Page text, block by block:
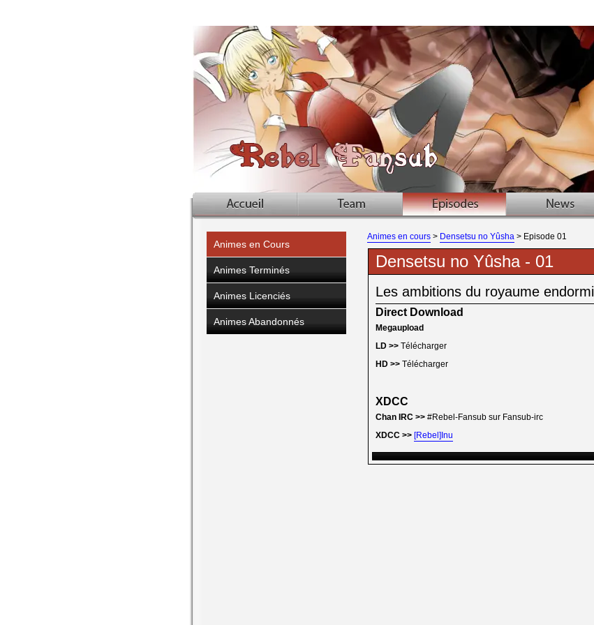
Animes en Cours
Animes Terminés
Animes Licenciés
Animes Abandonnés
Animes en cours> Densetsu no Yûsha> Episode 01
Densetsu no Yûsha - 01
Les ambitions du royaume endormi
Direct Download
Megaupload
LD >>Télécharger
HD >>Télécharger
XDCC
Chan IRC >>#Rebel-Fansub sur Fansub-irc
XDCC >> [Rebel]Inu